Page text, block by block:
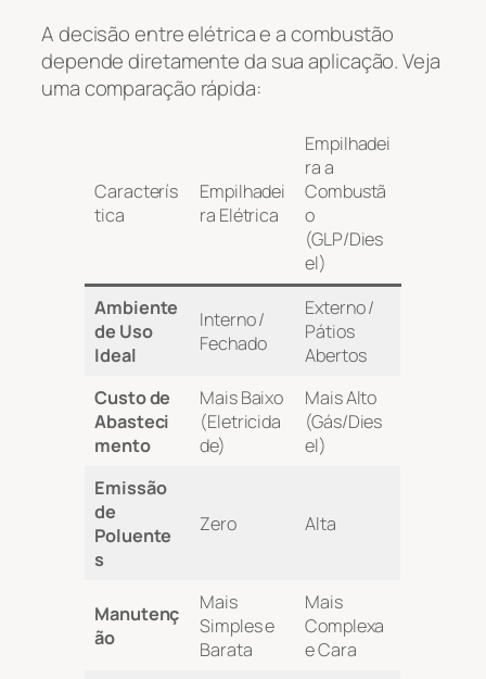
A decisão entre elétrica e a combustão
depende diretamente da sua aplicação. Veja
uma comparação rápida:
Caracterís
tica
Empilhadei
ra Elétrica
Empilhadei
ra a
Combustã
o
(GLP/Dies
el)
Ambiente
de Uso
Ideal
Interno /
Fechado
Externo /
Pátios
Abertos
Custo de
Abasteci
mento
Mais Baixo
(Eletricida
de)
Mais Alto
(Gás/Dies
el)
Emissão
de
Poluente
s
Zero Alta
Manutenç
ão
Mais
Simples e
Barata
Mais
Complexa
e Cara